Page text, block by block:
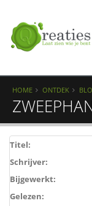
HOME ONTDEK
Titel:
Schrijver:
Bijgewerkt:
Gelezen: